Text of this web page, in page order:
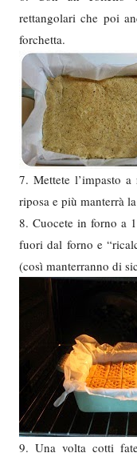
rettangolari che poi
forchetta.
7. Mettete l’impasto
riposa e più manterrà
8. Cuocete in forno a
fuori dal forno e
(così manterranno di
9. Una volta cotti